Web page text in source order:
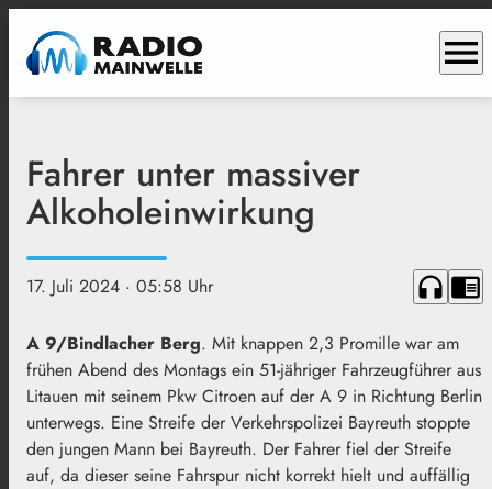
menu
Fahrer unter massiver
Alkoholeinwirkung
17. Juli 2024 · 05:58 Uhr headphones chrome_reader_mode
A 9/Bindlacher Berg. Mit knappen 2,3 Promille war am
frühen Abend des Montags ein 51-jähriger Fahrzeugführer aus
Litauen mit seinem Pkw Citroen auf der A 9 in Richtung Berlin
unterwegs. Eine Streife der Verkehrspolizei Bayreuth stoppte
den jungen Mann bei Bayreuth. Der Fahrer fiel der Streife
auf, da dieser seine Fahrspur nicht korrekt hielt und auffällig